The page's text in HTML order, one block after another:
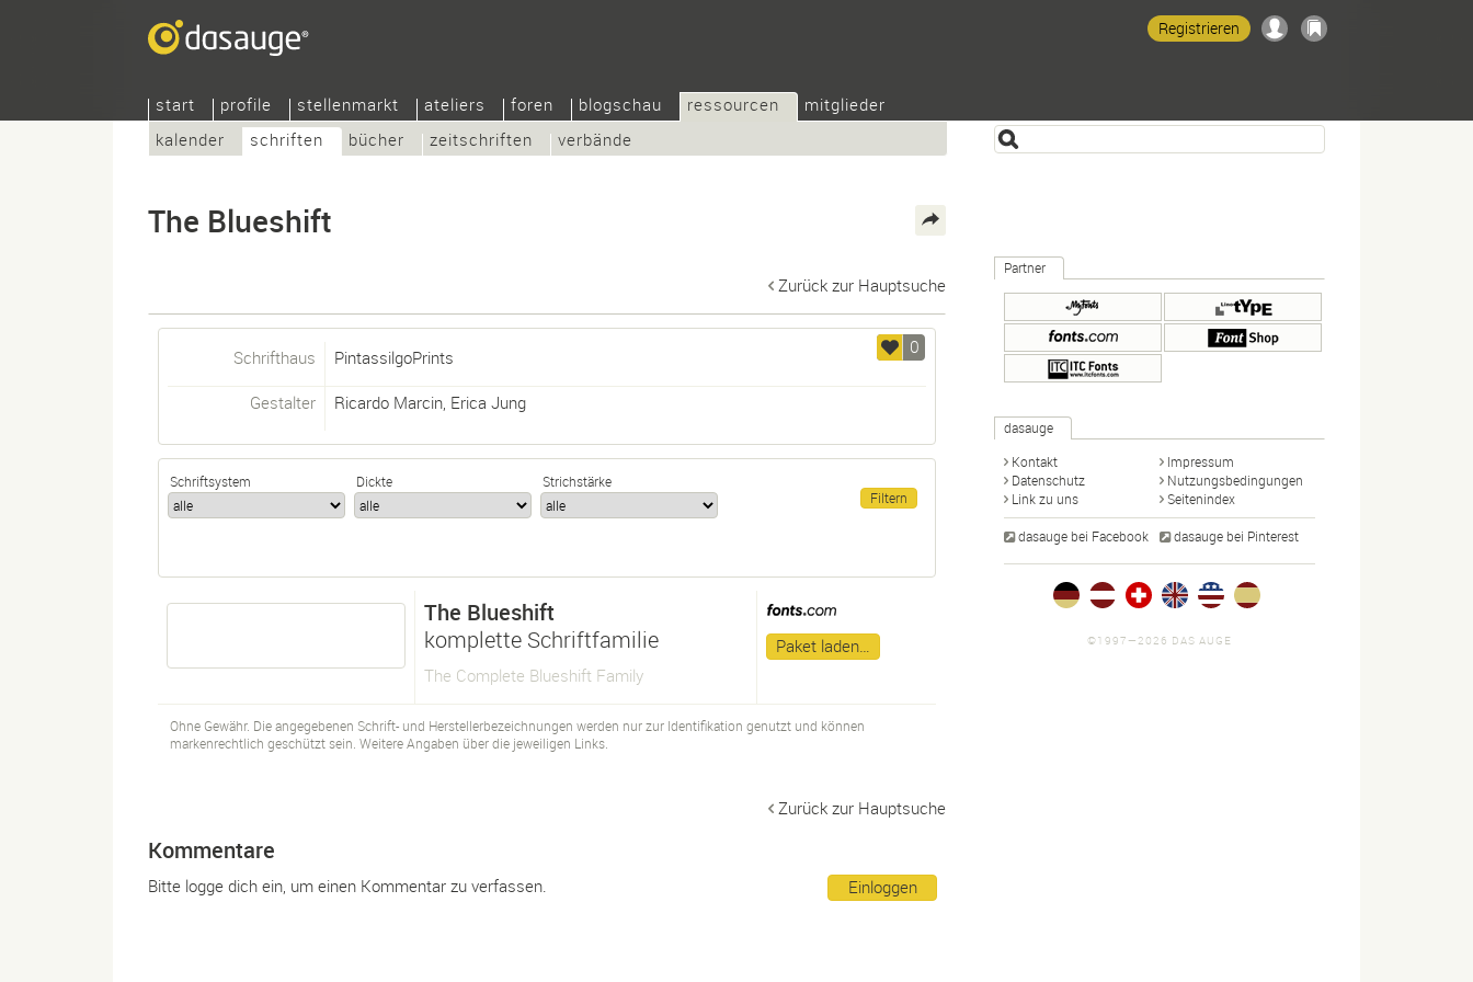
start profile stellenmarkt ateliers foren blogschau
ressourcen
kalender
schriften bücher zeitschriften verbände
mitglieder
Registrieren
The Blueshift
Zurück zur Hauptsuche
0
Schrifthaus PintassilgoPrints
Gestalter Ricardo Marcin, Erica Jung
Schriftsystem Dickte Strichstärke
The Blueshift
komplette Schriftfamilie
The Complete Blueshift Family
Paket laden…
Ohne Gewähr. Die angegebenen Schrift- und Herstellerbezeichnungen werden nur zur Identifikation genutzt und können
markenrechtlich geschützt sein. Weitere Angaben über die jeweiligen Links.
Zurück zur Hauptsuche
Kommentare
Einloggen
Bitte logge dich ein, um einen Kommentar zu verfassen.
Partner
dasauge
Kontakt
Impressum
Datenschutz
Nutzungsbedingungen
Link zu uns
Seitenindex
dasauge bei Facebook dasauge bei Pinterest
©1997—2026 DAS AUGE